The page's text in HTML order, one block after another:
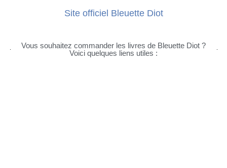
Site officiel Bleuette Diot
Vous souhaitez commander les livres de Bleuette Diot ?
Voici quelques liens utiles :